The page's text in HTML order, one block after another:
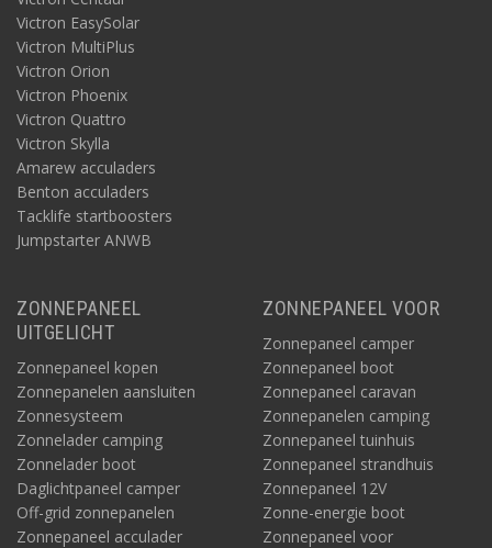
Victron EasySolar
Victron MultiPlus
Victron Orion
Victron Phoenix
Victron Quattro
Victron Skylla
Amarew acculaders
Benton acculaders
Tacklife startboosters
Jumpstarter ANWB
ZONNEPANEEL
UITGELICHT
Zonnepaneel kopen
Zonnepanelen aansluiten
Zonnesysteem
Zonnelader camping
Zonnelader boot
Daglichtpaneel camper
Off-grid zonnepanelen
Zonnepaneel acculader
ZONNEPANEEL VOOR
Zonnepaneel camper
Zonnepaneel boot
Zonnepaneel caravan
Zonnepanelen camping
Zonnepaneel tuinhuis
Zonnepaneel strandhuis
Zonnepaneel 12V
Zonne-energie boot
Zonnepaneel voor